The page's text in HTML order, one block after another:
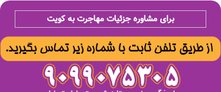
برای مشاوره جزئیات مهاجرت به کویت